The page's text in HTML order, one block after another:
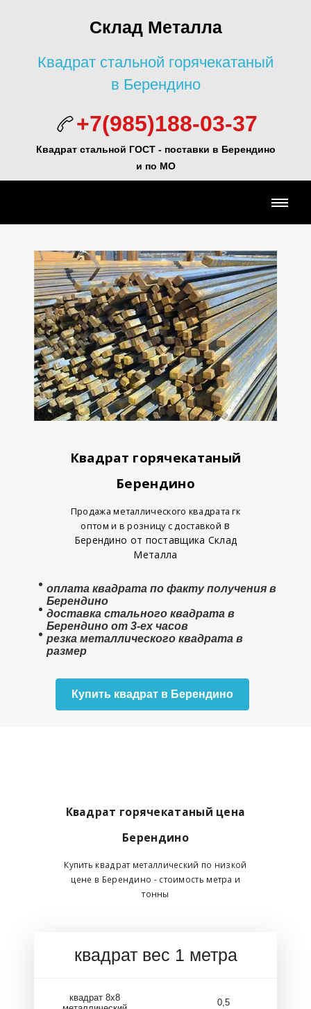
Склад Металла
Квадрат стальной горячекатаный
в Берендино
+7(985)188-03-37
Квадрат стальной ГОСТ - поставки в Берендино
и по МО
Квадрат горячекатаный
Берендино
Продажа металлического квадрата гк
оптом и в розницу с доставкой в
Берендино от поставщика Склад
Металла
оплата квадрата по факту получения в
Берендино
доставка стального квадрата в
Берендино от 3-ех часов
резка металлического квадрата в
размер
Купить квадрат в Берендино
Квадрат горячекатаный цена
Берендино
Купить квадрат металлический по низкой
цене в Берендино - стоимость метра и
тонны
квадрат вес 1 метра
квадрат 8х8
0,5